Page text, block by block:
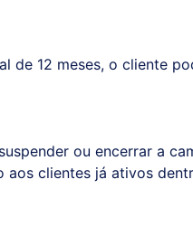
de 12 meses, o cliente
ou encerrar a
aos clientes já ativos